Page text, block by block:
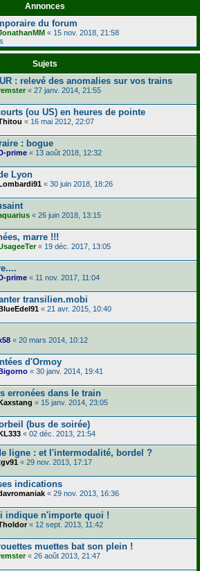
Annonces
du forum
« 15 nov. 2018, 21:58
Sujets
: relevé des anomalies sur vos trains
« 27 janv. 2014, 21:55
(ou US) en heures de pointe
« 16 mai 2012, 22:07
: bogue
prime « 13 août 2018, 12:32
Lyon
« 30 juin 2018, 18:26
« 26 juin 2018, 13:15
marre !!!
« 19 déc. 2017, 13:05
prime « 11 nov. 2017, 11:04
transilien.mobi
« 21 avr. 2015, 10:40
« 20 mars 2014, 10:12
d'Ormoy
« 30 janv. 2014, 19:41
erronées dans le train
« 15 janv. 2014, 23:05
(bus de soirée)
« 02 déc. 2013, 21:54
ligne : et l'intermodalité, bordel ?
« 29 nov. 2013, 17:17
indications
« 29 nov. 2013, 16:36
indique n'importe quoi !
« 12 sept. 2013, 11:42
muettes bat son plein !
« 26 août 2013, 21:47